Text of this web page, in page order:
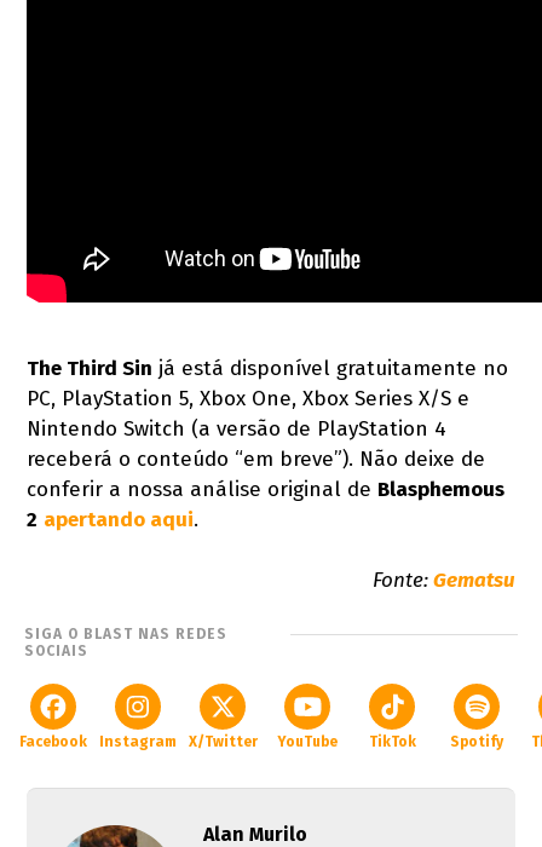
The Third Sin já está disponível gratuitamente no
PC, PlayStation 5, Xbox One, Xbox Series X/S e
Nintendo Switch (a versão de PlayStation 4
receberá o conteúdo “em breve”). Não deixe de
conferir a nossa análise original de Blasphemous
2 apertando aqui.
Fonte:Gematsu
SIGA O BLAST NAS REDES
SOCIAIS
Facebook Instagram X/Twitter YouTube TikTok Spotify
Alan Murilo